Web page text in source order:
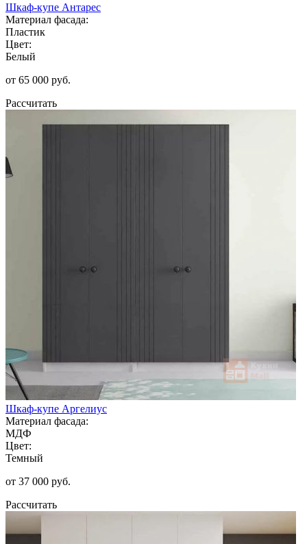
Шкаф-купе Антарес
Материал фасада:
Пластик
Цвет:
Белый
от 65 000 руб.
Рассчитать
Шкаф-купе Аргелиус
Материал фасада:
МДФ
Цвет:
Темный
от 37 000 руб.
Рассчитать